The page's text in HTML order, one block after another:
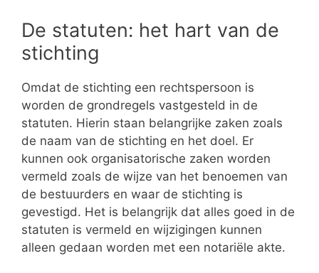
De statuten: het hart van de
stichting
Omdat de stichting een rechtspersoon is
worden de grondregels vastgesteld in de
statuten. Hierin staan belangrijke zaken zoals
de naam van de stichting en het doel. Er
kunnen ook organisatorische zaken worden
vermeld zoals de wijze van het benoemen van
de bestuurders en waar de stichting is
gevestigd. Het is belangrijk dat alles goed in de
statuten is vermeld en wijzigingen kunnen
alleen gedaan worden met een notariële akte.